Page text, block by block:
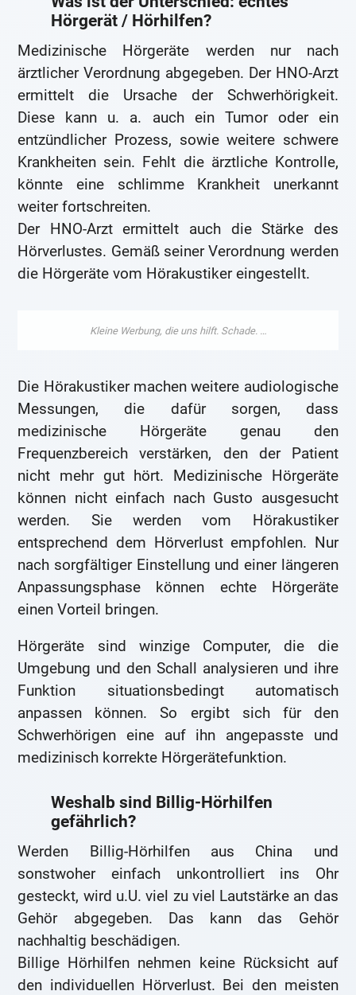
Hörgerät / Hörhilfen?
Medizinische Hörgeräte werden nur nach
ärztlicher Verordnung abgegeben. Der HNO-Arzt
ermittelt die Ursache der Schwerhörigkeit.
Diese kann u. a. auch ein Tumor oder ein
entzündlicher Prozess, sowie weitere schwere
Krankheiten sein. Fehlt die ärztliche Kontrolle,
könnte eine schlimme Krankheit unerkannt
weiter fortschreiten.
Der HNO-Arzt ermittelt auch die Stärke des
Hörverlustes. Gemäß seiner Verordnung werden
die Hörgeräte vom Hörakustiker eingestellt.
Die Hörakustiker machen weitere audiologische
Messungen, die dafür sorgen, dass
medizinische Hörgeräte genau den
Frequenzbereich verstärken, den der Patient
nicht mehr gut hört. Medizinische Hörgeräte
können nicht einfach nach Gusto ausgesucht
werden. Sie werden vom Hörakustiker
entsprechend dem Hörverlust empfohlen. Nur
nach sorgfältiger Einstellung und einer längeren
Anpassungsphase können echte Hörgeräte
einen Vorteil bringen.
Hörgeräte sind winzige Computer, die die
Umgebung und den Schall analysieren und ihre
Funktion situationsbedingt automatisch
anpassen können. So ergibt sich für den
Schwerhörigen eine auf ihn angepasste und
medizinisch korrekte Hörgerätefunktion.
Weshalb sind Billig-Hörhilfen
gefährlich?
Werden Billig-Hörhilfen aus China und
sonstwoher einfach unkontrolliert ins Ohr
gesteckt, wird u.U. viel zu viel Lautstärke an das
Gehör abgegeben. Das kann das Gehör
nachhaltig beschädigen.
Billige Hörhilfen nehmen keine Rücksicht auf
den individuellen Hörverlust. Bei den meisten